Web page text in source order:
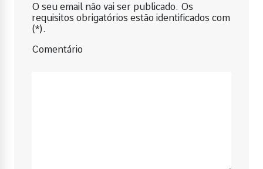
O seu email não vai ser publicado. Os
requisitos obrigatórios estão identificados com
(*).
Comentário